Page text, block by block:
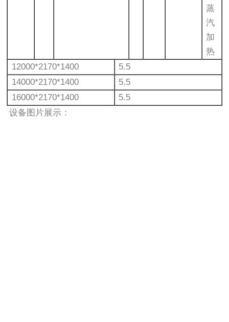
蒸
汽
加
热
12000*2170*1400
5.5
14000*2170*1400
5.5
16000*2170*1400
5.5
设备图片展示：